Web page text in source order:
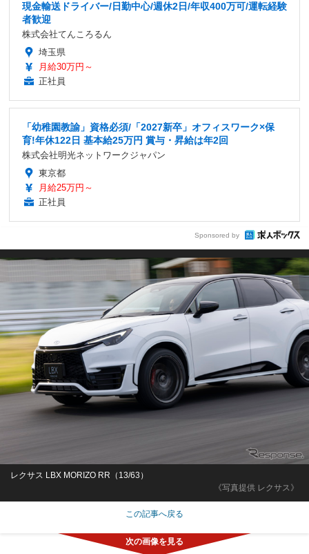
現金輸送ドライバー/日勤中心/週休2日/年収400万可/運転経験
者歓迎
株式会社てんころるん
埼玉県
月給30万円～
正社員
「幼稚園教諭」資格必須/「2027新卒」オフィスワーク×保
育!年休122日 基本給25万円 賞与・昇給は年2回
株式会社明光ネットワークジャパン
東京都
月給25万円～
正社員
Sponsored by
《写真提供 レクサス》
レクサス LBX MORIZO RR（13/63）
この記事へ戻る